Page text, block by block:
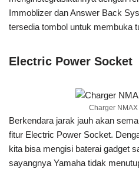
Immoblizer dan Answer Back
tersedia tombol untuk membuka
Electric Power Socket
Charger
Berkendara jarak jauh akan
fitur Electric Power Socket.
kita bisa mengisi baterai gadget
sayangnya Yamaha tidak